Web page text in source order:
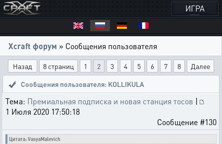
ИГРА
Xcraft форум » Сообщения пользователя
Назад 8 страниц 1 2 3 4 5 6 7 8
Далее
Сообщения пользователя: KOLLIKULA
Тема: Премиальная подписка и новая станция тосов |
1 Июля 2020 17:50:18
Сообщение #130
Цитата: VasyaMalevich